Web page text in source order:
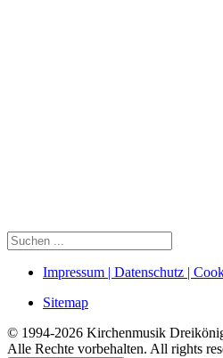
Impressum | Datenschutz |
Sitemap
© 1994-2026 Kirchenmusik
Alle Rechte vorbehalten. All rights